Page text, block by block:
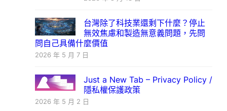
台灣除了科技業還剩下什麼？停止
無效焦慮和製造無意義問題，先問
問自己具備什麼價值
2026 年 5 月 7 日
Just a New Tab – Privacy Policy /
隱私權保護政策
2026 年 5 月 2 日